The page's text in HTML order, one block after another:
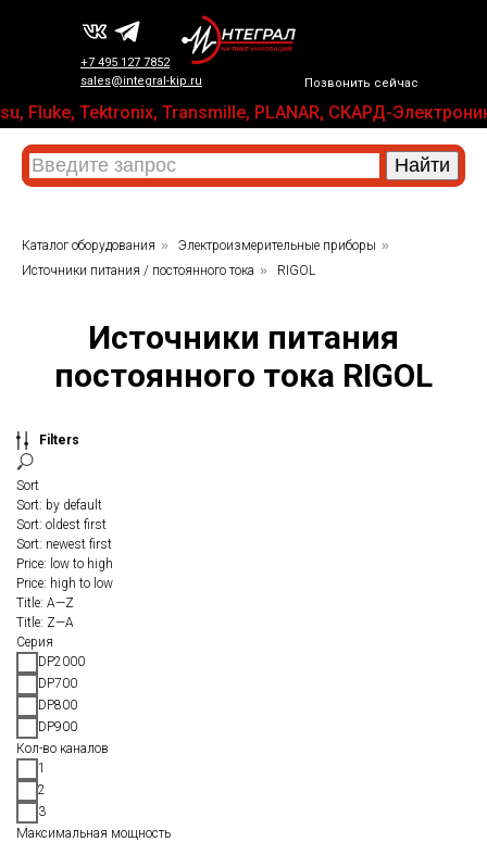
Позвонить сейчас
+7 495 127 7852
sales@integral-kip.ru
Tektronix, Transmille, PLANAR, СКАРД-
Каталог оборудования » Электроизмерительные приборы »
Источники питания / постоянного тока » RIGOL
Источники питания
постоянного тока RIGOL
Filters
Sort
Sort: by default
Sort: oldest first
Sort: newest first
Price: low to high
Price: high to low
Title: A—Z
Title: Z—A
Серия
DP2000
DP700
DP800
DP900
Кол-во каналов
1
2
3
Максимальная мощность